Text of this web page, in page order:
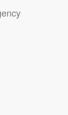
které
které